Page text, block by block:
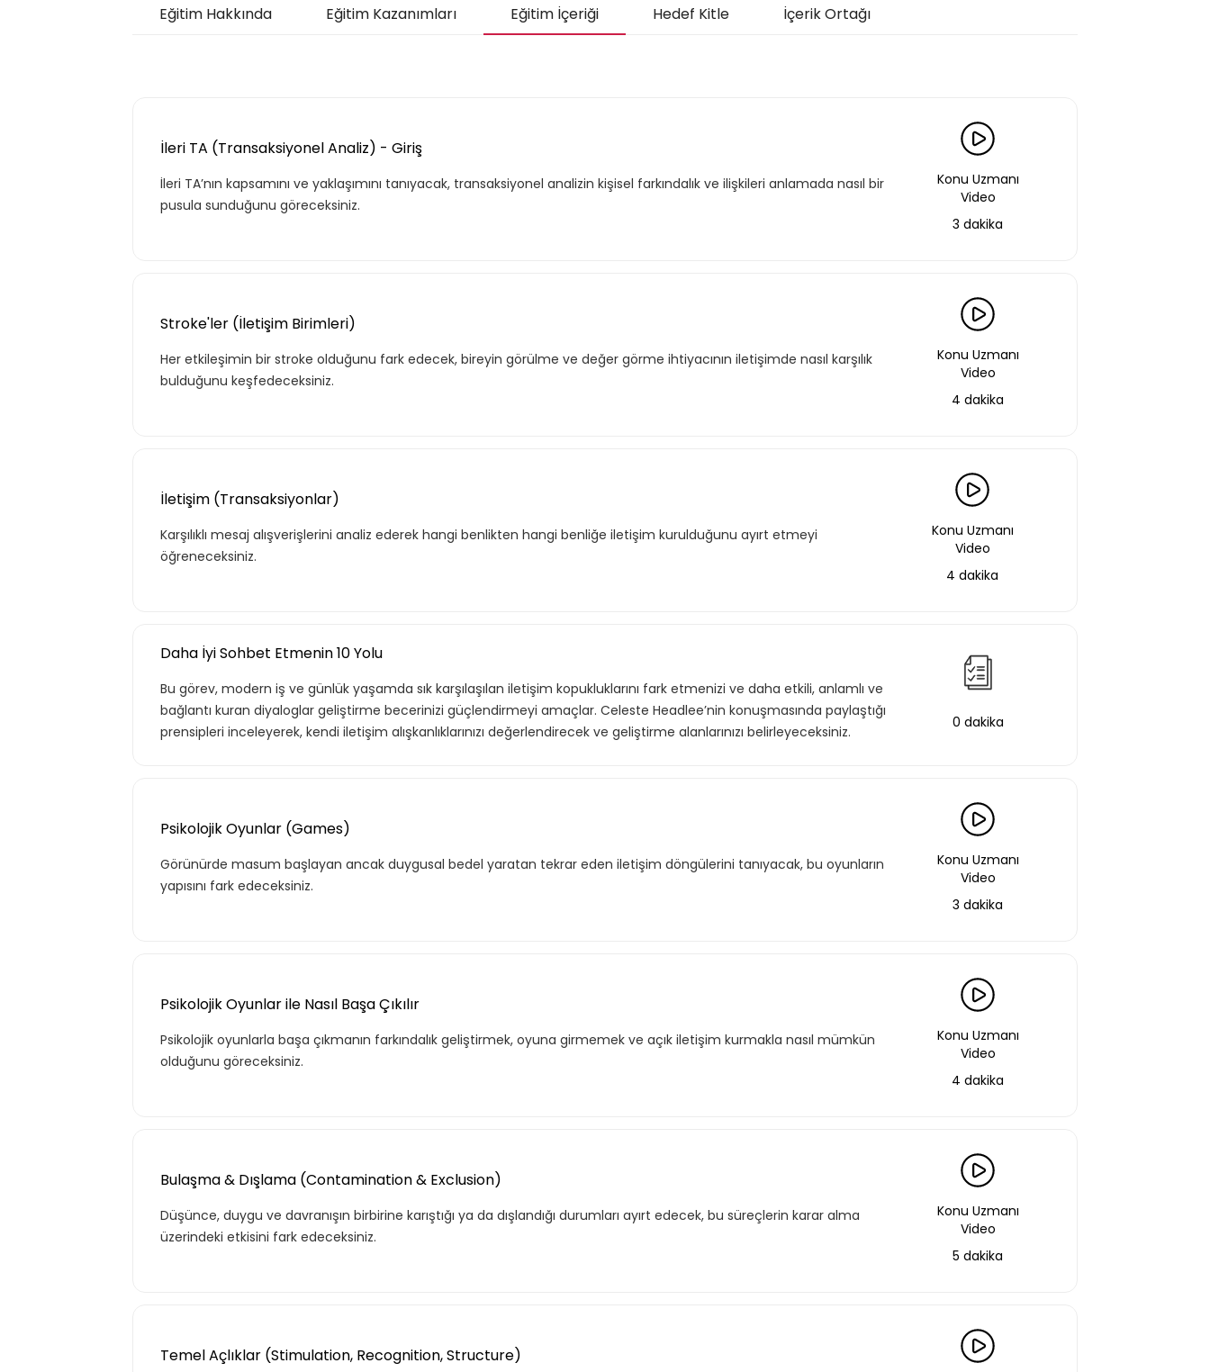
Eğitim Hakkında Eğitim Kazanımları Eğitim İçeriği Hedef Kitle İçerik Ortağı
İleri TA (Transaksiyonel Analiz) - Giriş
İleri TA’nın kapsamını ve yaklaşımını tanıyacak, transaksiyonel analizin kişisel farkındalık ve ilişkileri anlamada nasıl bir
pusula sunduğunu göreceksiniz.
Konu Uzmanı
Video
3 dakika
Stroke'ler (İletişim Birimleri)
Her etkileşimin bir stroke olduğunu fark edecek, bireyin görülme ve değer görme ihtiyacının iletişimde nasıl karşılık
bulduğunu keşfedeceksiniz.
Konu Uzmanı
Video
4 dakika
İletişim (Transaksiyonlar)
Karşılıklı mesaj alışverişlerini analiz ederek hangi benlikten hangi benliğe iletişim kurulduğunu ayırt etmeyi
öğreneceksiniz.
Konu Uzmanı
Video
4 dakika
Daha İyi Sohbet Etmenin 10 Yolu
Bu görev, modern iş ve günlük yaşamda sık karşılaşılan iletişim kopukluklarını fark etmenizi ve daha etkili, anlamlı ve
bağlantı kuran diyaloglar geliştirme becerinizi güçlendirmeyi amaçlar. Celeste Headlee’nin konuşmasında paylaştığı
prensipleri inceleyerek, kendi iletişim alışkanlıklarınızı değerlendirecek ve geliştirme alanlarınızı belirleyeceksiniz.
0 dakika
Psikolojik Oyunlar (Games)
Görünürde masum başlayan ancak duygusal bedel yaratan tekrar eden iletişim döngülerini tanıyacak, bu oyunların
yapısını fark edeceksiniz.
Konu Uzmanı
Video
3 dakika
Psikolojik Oyunlar ile Nasıl Başa Çıkılır
Psikolojik oyunlarla başa çıkmanın farkındalık geliştirmek, oyuna girmemek ve açık iletişim kurmakla nasıl mümkün
olduğunu göreceksiniz.
Konu Uzmanı
Video
4 dakika
Bulaşma & Dışlama (Contamination & Exclusion)
Düşünce, duygu ve davranışın birbirine karıştığı ya da dışlandığı durumları ayırt edecek, bu süreçlerin karar alma
üzerindeki etkisini fark edeceksiniz.
Konu Uzmanı
Video
5 dakika
Temel Açlıklar (Stimulation, Recognition, Structure)
Kurumun temelde ihtiyaç duyacağı, hem özel hem de iş
Basic Paketi Kapsar
Basic Katalog içerisindeki eğitimlere ek olarak, hazır öğrenme